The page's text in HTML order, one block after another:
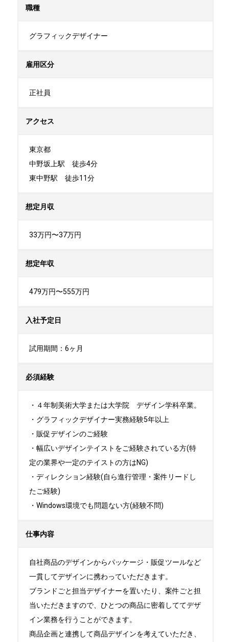
職種
グラフィックデザイナー
雇用区分
正社員
アクセス
東京都
中野坂上駅　徒歩4分
東中野駅　徒歩11分
想定月収
33万円〜37万円
想定年収
479万円〜555万円
入社予定日
試用期間：6ヶ月
必須経験
・４年制美術大学または大学院　デザイン学科卒業。
・グラフィックデザイナー実務経験5年以上
・販促デザインのご経験
・幅広いデザインテイストをご経験されている方(特
定の業界や一定のテイストの方はNG)
・ディレクション経験(自ら進行管理・案件リードし
たご経験)
・Windows環境でも問題ない方(経験不問)
仕事内容
自社商品のデザインからパッケージ・販促ツールなど
一貫してデザインに携わっていただきます。
ブランドごと担当デザイナーを置いたり、案件ごと担
当いただきますので、ひとつの商品に密着しててデザ
イン業務を行うことができます。
商品企画と連携して商品デザインを考えていただき、